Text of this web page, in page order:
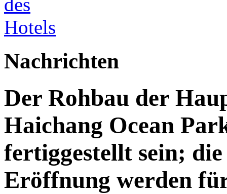
Nachrichten
Der Rohbau der
Haichang Ocean
fertiggestellt sein;
Eröffnung werden